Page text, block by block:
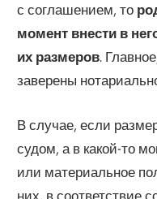
с соглашением, то
момент внести в
их размеров.
заверены
В случае, если
судом, а в какой-то
или материальное
них, в соответствие